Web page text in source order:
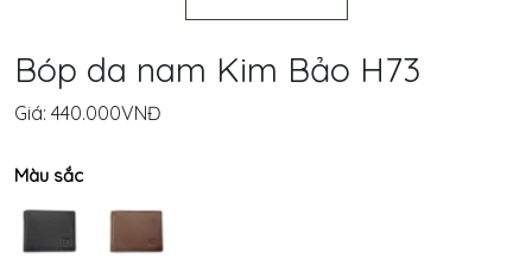
Phẩm
Sản
xuất
Bóp da nam Kim Bảo H73
Giá: 440.000VNĐ
Màu sắc